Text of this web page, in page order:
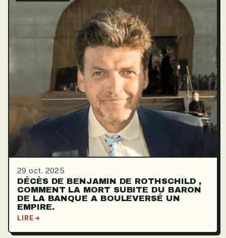
29 oct. 2025
DÉCÈS DE BENJAMIN DE ROTHSCHILD ,
COMMENT LA MORT SUBITE DU BARON
DE LA BANQUE A BOULEVERSÉ UN
EMPIRE.
LIRE